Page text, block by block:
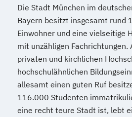
Die Stadt München im
Bayern besitzt insgesamt rund
Einwohner und eine vielseitige
mit unzähligen Fachrichtungen.
privaten und kirchlichen
hochschulähnlichen
allesamt einen guten Ruf
116.000 Studenten
eine recht teure Stadt ist, lebt